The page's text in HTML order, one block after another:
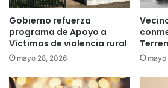
M
e
r
c
a
o
a
s
s
a
l
n
Gobierno refuerza
programa de Apoyo a
Víctimas de violencia rural
mayo 28, 2026